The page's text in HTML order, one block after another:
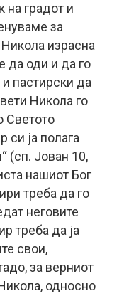
на градот и
за
израсна
да оди и да го
пастирски да
Никола го
Светото
си ја полага
(сп. Јован 10,
нашиот Бог
треба да го
неговите
треба да ја
свои,
за верниот
односно